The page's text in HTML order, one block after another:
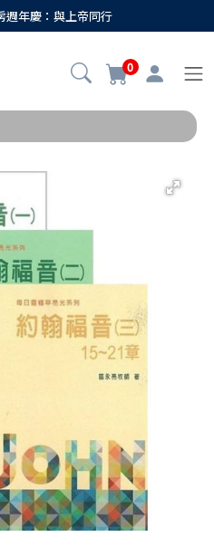
週年慶：與上帝同行
0